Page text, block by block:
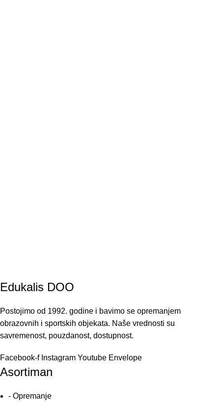
Edukalis DOO
Postojimo od 1992. godine i bavimo se opremanjem
obrazovnih i sportskih objekata. Naše vrednosti su
savremenost, pouzdanost, dostupnost.
Facebook-f Instagram Youtube Envelope
Asortiman
- Opremanje